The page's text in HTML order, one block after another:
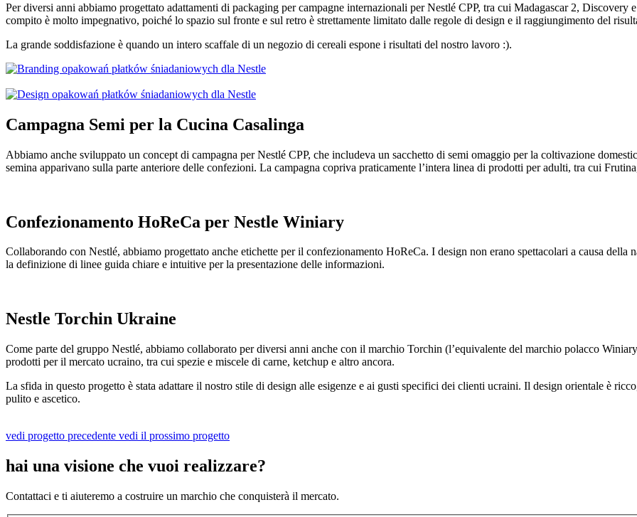
Per diversi anni abbiamo progettato adattamenti di packaging per campagne internazionali per Nestlé CPP, tra cui Madagascar 2, Discovery
compito è molto impegnativo, poiché lo spazio sul fronte e sul retro è strettamente limitato dalle regole di design e il raggiungimento del
La grande soddisfazione è quando un intero scaffale di un negozio di cereali espone i risultati del nostro lavoro :).
Campagna Semi per la Cucina Casalinga
Abbiamo anche sviluppato un concept di campagna per Nestlé CPP, che includeva un sacchetto di semi omaggio per la coltivazione
semina apparivano sulla parte anteriore delle confezioni. La campagna copriva praticamente l’intera linea di prodotti per adulti, tra cui
Confezionamento HoReCa per Nestle Winiary
Collaborando con Nestlé, abbiamo progettato anche etichette per il confezionamento HoReCa. I design non erano spettacolari a causa della
la definizione di linee guida chiare e intuitive per la presentazione delle informazioni.
Nestle Torchin Ukraine
Come parte del gruppo Nestlé, abbiamo collaborato per diversi anni anche con il marchio Torchin (l’equivalente del marchio polacco
prodotti per il mercato ucraino, tra cui spezie e miscele di carne, ketchup e altro ancora.
La sfida in questo progetto è stata adattare il nostro stile di design alle esigenze e ai gusti specifici dei clienti ucraini. Il design orientale è
pulito e ascetico.
vedi progetto precedente vedi il prossimo progetto
hai una visione che vuoi realizzare?
Contattaci e ti aiuteremo a costruire un marchio che conquisterà il mercato.